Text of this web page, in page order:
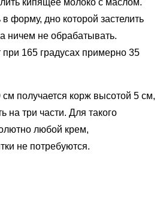
форму, дно которой застелить
ничем не обрабатывать.
при 165 градусах примерно 35
получается корж высотой 5 см,
на три части. Для такого
любой крем,
не потребуются.